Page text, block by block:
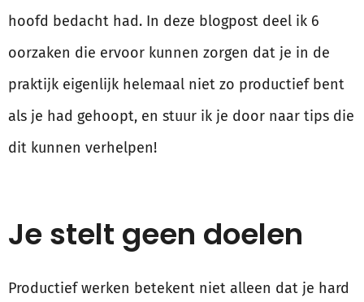
hoofd bedacht had. In deze blogpost deel ik 6
oorzaken die ervoor kunnen zorgen dat je in de
praktijk eigenlijk helemaal niet zo productief bent
als je had gehoopt, en stuur ik je door naar tips die
dit kunnen verhelpen!
Je stelt geen doelen
Productief werken betekent niet alleen dat je hard